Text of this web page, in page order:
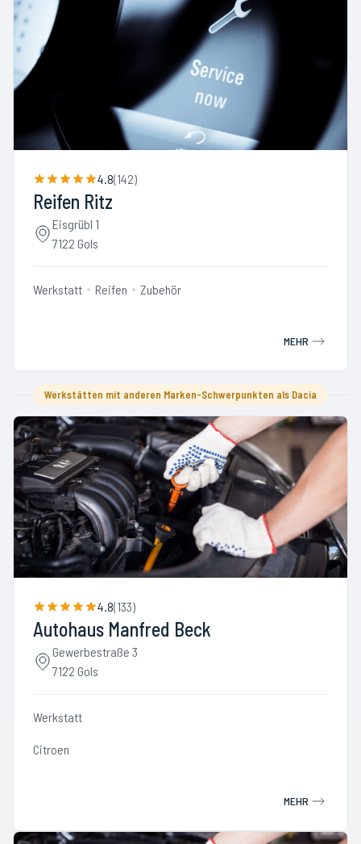
4.8(142)
Reifen Ritz
Eisgrübl 1
7122 Gols
Werkstatt Reifen Zubehör
MEHR
Werkstätten mit anderen Marken-Schwerpunkten als Dacia
4.8(133)
Autohaus Manfred Beck
Gewerbestraße 3
7122 Gols
Werkstatt
Citroen
MEHR